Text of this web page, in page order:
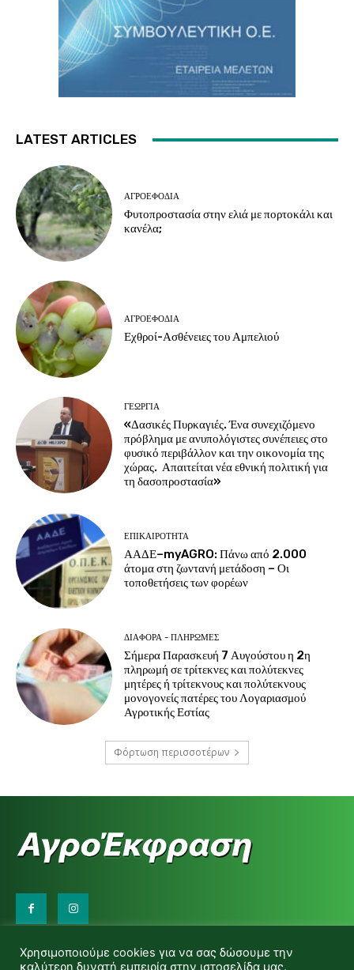
LATEST ARTICLES
ΑΓΡΟΕΦΌΔΙΑ
Φυτοπροστασία στην ελιά με πορτοκάλι και
κανέλα;
ΑΓΡΟΕΦΌΔΙΑ
Εχθροί-Ασθένειες του Αμπελιού
ΓΕΩΡΓΊΑ
«Δασικές Πυρκαγιές. Ένα συνεχιζόμενο
πρόβλημα με ανυπολόγιστες συνέπειες στο
φυσικό περιβάλλον και την οικονομία της
χώρας. Απαιτείται νέα εθνική πολιτική για
τη δασοπροστασία»
ΕΠΙΚΑΙΡΌΤΗΤΑ
ΑΑΔΕ–myAGRO: Πάνω από 2.000
άτομα στη ζωντανή μετάδοση – Οι
τοποθετήσεις των φορέων
ΔΙΆΦΟΡΑ - ΠΛΗΡΩΜΈΣ
Σήμερα Παρασκευή 7 Αυγούστου η 2η
πληρωμή σε τρίτεκνες και πολύτεκνες
μητέρες ή τρίτεκνους και πολύτεκνους
μονογονείς πατέρες του Λογαριασμού
Αγροτικής Εστίας
Φόρτωση περισσοτέρων
Επικοινωνήστε μαζί μας:
d.makas@yahoo.gr
Χρησιμοποιούμε cookies για να σας δώσουμε την
καλύτερη δυνατή εμπειρία στην ιστοσελίδα μας.